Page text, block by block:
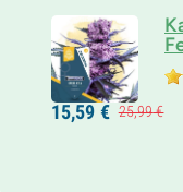
Pais
Black
15,59 € 25,99€